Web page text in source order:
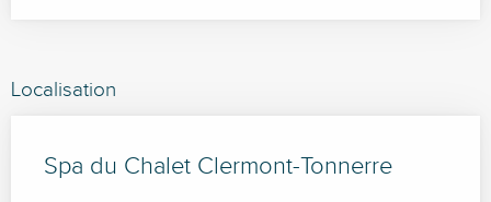
Localisation
Spa du Chalet Clermont-Tonnerre